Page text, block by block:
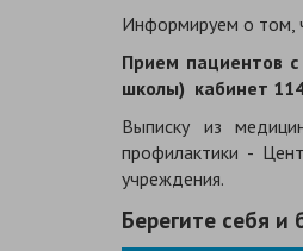
Информируем о том,
Прием пациентов с
школы) кабинет
Выписку из
профилактики -
учреждения.
Берегите себя